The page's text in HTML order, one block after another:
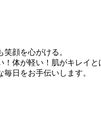
顔を心がける。
体が軽い！肌がキレイと
日をお手伝いします。